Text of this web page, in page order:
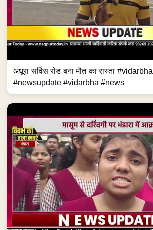
अधूरा सर्विस रोड बना मौत का रास्ता
#newsupdate #vidarbha #news